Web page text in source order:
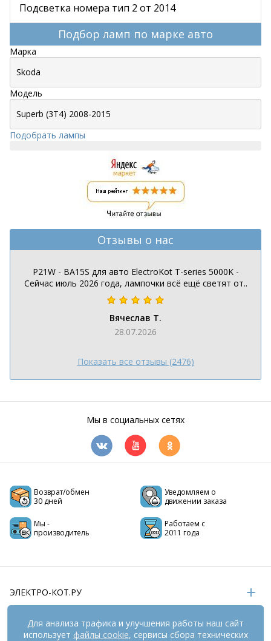
Подсветка номера тип 2 от 2014
Подбор ламп по марке авто
Марка
Модель
Подобрать лампы
Отзывы о нас
P21W - BA15S для авто ElectroKot T-series 5000K -
Сейчас июль 2026 года, лампочки всё ещё светят от..
Вячеслав Т.
28.07.2026
Показать все отзывы (2476)
Мы в социальных сетях
Возврат/обмен
30 дней
Уведомляем о
движении заказа
Мы -
производитель
Работаем с
2011 года
ЭЛЕКТРО-КОТ.РУ
ИНФОРМАЦИЯ
Для анализа трафика и улучшения работы наш сайт
использует файлы cookie, сервисы сбора технических